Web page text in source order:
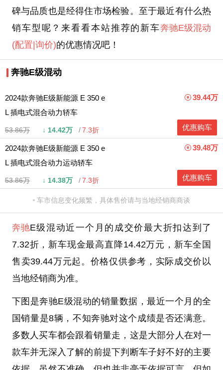
碑与品质也是经得住市场检验。至于最近有什么热
销车型呢？来看看本站推荐的新车奔驰E级混动
(配置 |询价)的优惠情况吧！
奔驰E级混动
2024款奔驰E级新能源 E 350 e
L 插电式混合动力轿车
53.86万 ↓ 14.42万 7.3折
39.44万
优惠购车
2024款奔驰E级新能源 E 350 e
L 插电式混合动力运动轿车
53.86万 ↓ 14.38万 7.3折
39.48万
优惠购车
车市信息变化频繁，具体售价请与当地经销商商谈
奔驰E级混动近一个月的成交价最大折扣达到了
7.32折，新车现金最高直降14.42万元，新车全国
售卖39.44万元起。价格仅供参考，实际成交价以
当地经销商为准。
下图是奔驰E级混动的销量数据，最近一个月的全
国销量是8辆，不知奔驰对这个成绩是否还满意。
多数人买车都会跟着销量走，这是大部分人在对一
款车并无深入了解的前提下判断车子好不好的主要